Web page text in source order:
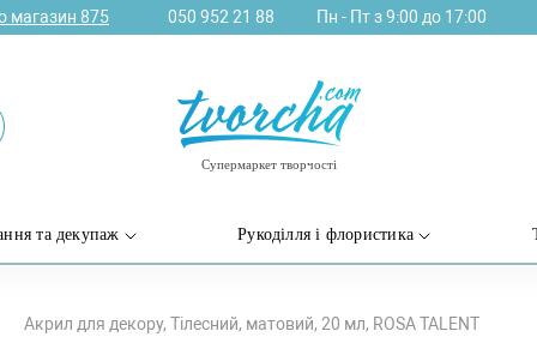
магазин 875 050 952 21 88 Пн - Пт з 9:00 до 17:00
Супермаркет творчості
та декупаж Рукоділля і флористика
Акрил для декору, Тілесний, матовий, 20 мл, ROSA TALENT